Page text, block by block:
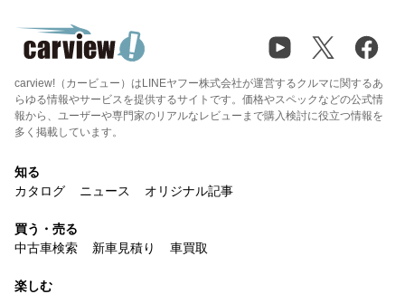
carview!（カービュー）はLINEヤフー株式会社が運営するクルマに関するあ
らゆる情報やサービスを提供するサイトです。価格やスペックなどの公式情
報から、ユーザーや専門家のリアルなレビューまで購入検討に役立つ情報を
多く掲載しています。
知る
カタログ
ニュース オリジナル記事
買う・売る
中古車検索
新車見積り 車買取
楽しむ